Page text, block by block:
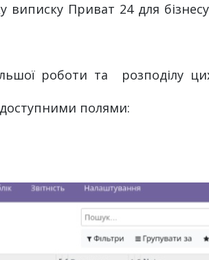
Приват 24 для
роботи та розподілу
доступними полями: